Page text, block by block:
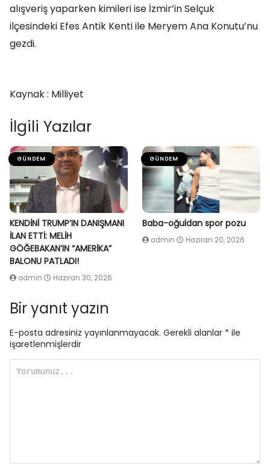
alışveriş yaparken kimileri ise İzmir’in Selçuk
ilçesindeki Efes Antik Kenti ile Meryem Ana Konutu’nu
gezdi.
Kaynak : Milliyet
İlgili Yazılar
GÜNDEM
KENDİNİ TRUMP’IN DANIŞMANI
İLAN ETTİ: MELİH
GÖĞEBAKAN’IN “AMERİKA”
BALONU PATLADI!
admin Haziran 30, 2026
GÜNDEM
Baba-oğuldan spor pozu
admin Haziran 20, 2026
Bir yanıt yazın
E-posta adresiniz yayınlanmayacak. Gerekli alanlar * ile
işaretlenmişlerdir